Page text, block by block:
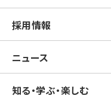
採用情報
ニュース
知る・学ぶ・楽しむ